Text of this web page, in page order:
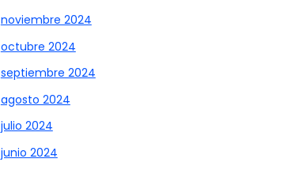
noviembre 2024
octubre 2024
septiembre 2024
agosto 2024
julio 2024
junio 2024